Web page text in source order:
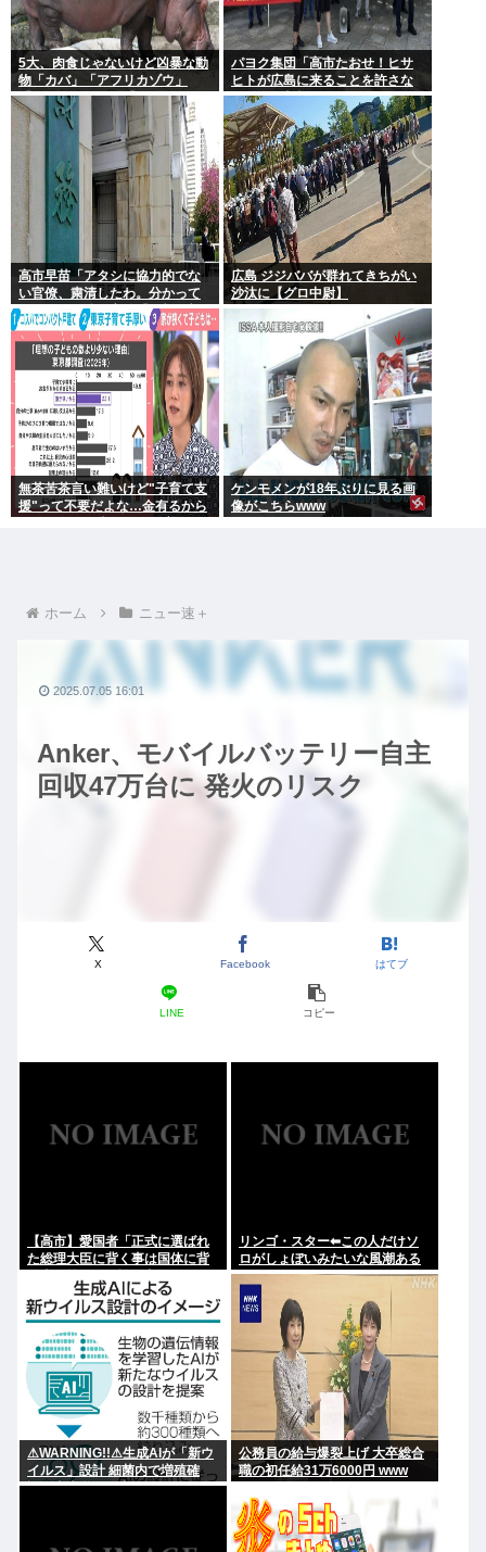
5大、肉食じゃないけど凶暴な動
物「カバ」「アフリカゾウ」
「バッファロー」「コーカサス
オオカブト」
パヨク集団「高市たおせ！ヒサ
ヒトが広島に来ることを許さな
い！天皇制打倒！」
高市早苗「アタシに協力的でな
い官僚、粛清したわ。分かって
るわね？」他の官僚「(ブルブ
ル)」
広島 ジジババが群れてきちがい
沙汰に【グロ中尉】
無茶苦茶言い難いけど"子育て支
援"って不要だよな…金有るから
ケンモメンが18年ぶりに見る画
像がこちらwww
ホーム ニュー速＋
Anker、モバイルバッテリー自主
回収47万台に 発火のリスク
X Facebook はてブ
LINE コピー
2025.07.05 16:01
【高市】愛国者「正式に選ばれ
た総理大臣に背く事は国体に背
く事に等しい。誰が主人かハッ
キリさせるべき」
リンゴ・スター⬅︎この人だけソ
ロがしょぼいみたいな風潮ある
じゃないですか
⚠WARNING!!⚠生成AIが「新ウ
イルス」設計 細菌内で増殖確
認、米大学が研究
公務員の給与爆裂上げ 大卒総合
職の初任給31万6000円 www